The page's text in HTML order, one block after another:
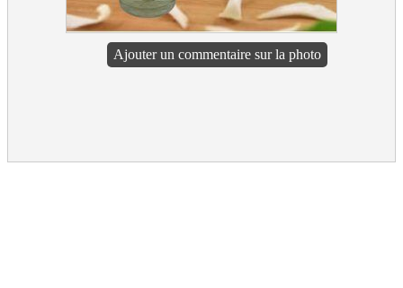
Ajouter un commentaire sur la photo